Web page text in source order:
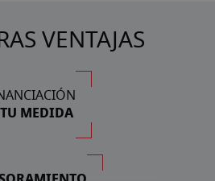
VENTAJAS
MEDIDA